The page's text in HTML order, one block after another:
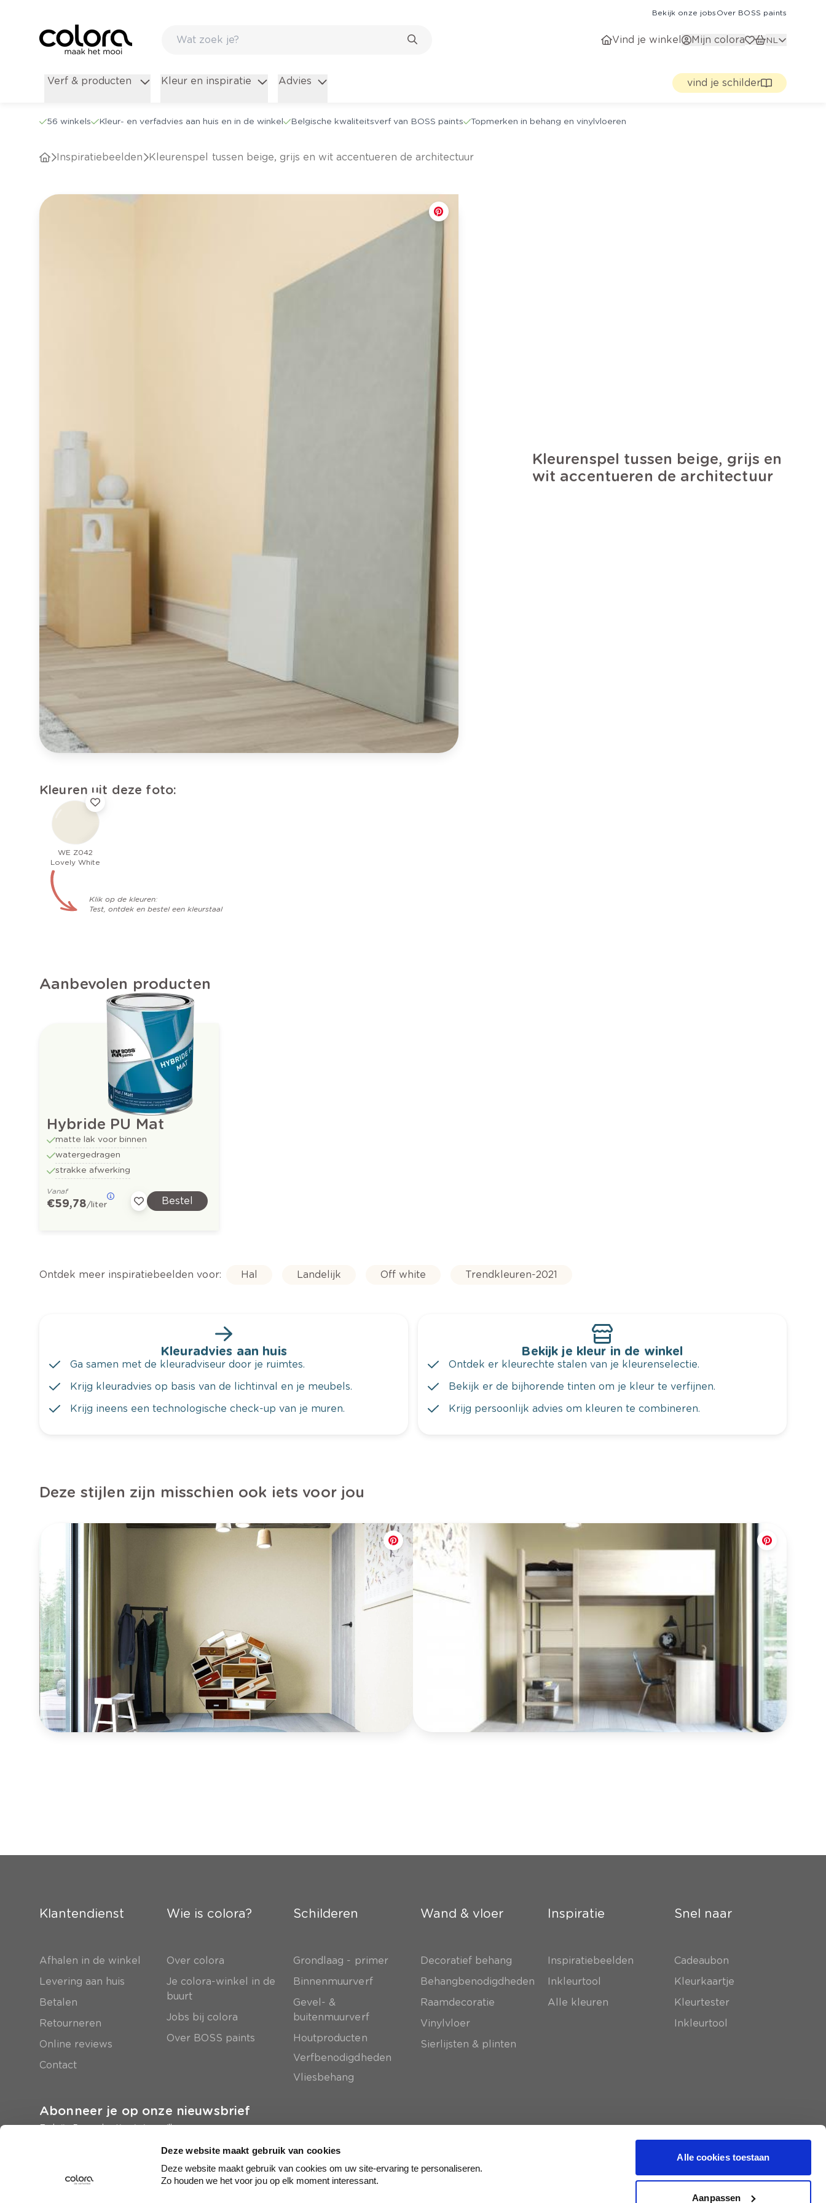
Deze website maakt gebruik van cookies
Deze website maakt gebruik van cookies om uw site-ervaring te personaliseren.
Zo houden we het voor jou op elk moment interessant.
Alle cookies toestaan
Aanpassen
Bekijk onze jobs Over BOSS paints
Vind je winkel Mijn colora NL
Verf & producten Kleur en inspiratie Advies vind je schilder
56 winkels Kleur- en verfadvies aan huis en in de winkel Belgische kwaliteitsverf van BOSS paints Topmerken in behang en vinylvloeren
Inspiratiebeelden Kleurenspel tussen beige, grijs en wit accentueren de architectuur
Kleurenspel tussen beige, grijs en
wit accentueren de architectuur
Kleuren uit deze foto:
WE Z042
Lovely White
Klik op de kleuren:
Test, ontdek en bestel een kleurstaal
Aanbevolen producten
Hybride PU Mat
matte lak voor binnen
watergedragen
strakke afwerking
Vanaf
€ 59,78/liter Bestel
Ontdek meer inspiratiebeelden voor: Hal Landelijk Off white Trendkleuren-2021
Kleuradvies aan huis
Ga samen met de kleuradviseur door je ruimtes.
Krijg kleuradvies op basis van de lichtinval en je meubels.
Krijg ineens een technologische check-up van je muren.
Bekijk je kleur in de winkel
Ontdek er kleurechte stalen van je kleurenselectie.
Bekijk er de bijhorende tinten om je kleur te verfijnen.
Krijg persoonlijk advies om kleuren te combineren.
Deze stijlen zijn misschien ook iets voor jou
Klantendienst
Afhalen in de winkel
Levering aan huis
Betalen
Retourneren
Online reviews
Contact
Wie is colora?
Over colora
Je colora-winkel in de
buurt
Jobs bij colora
Over BOSS paints
Schilderen
Grondlaag - primer
Binnenmuurverf
Gevel- &
buitenmuurverf
Houtproducten
Verfbenodigdheden
Vliesbehang
Wand & vloer
Decoratief behang
Behangbenodigdheden
Raamdecoratie
Vinylvloer
Sierlijsten & plinten
Inspiratie
Inspiratiebeelden
Inkleurtool
Alle kleuren
Snel naar
Cadeaubon
Kleurkaartje
Kleurtester
Inkleurtool
Abonneer je op onze nieuwsbrief
En krijg 5 euro korting in je mailbox
Inschrijven